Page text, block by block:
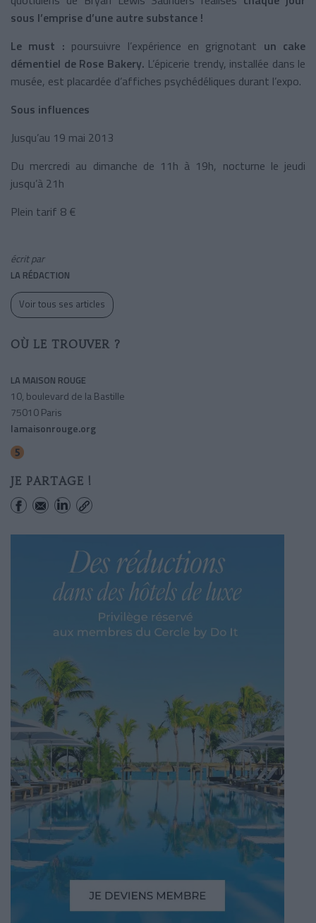
sous l’emprise d’une autre substance !
Le must : poursuivre l’expérience en grignotant un cake
démentiel de Rose Bakery. L’épicerie trendy, installée dans le
musée, est placardée d’affiches psychédéliques durant l’expo.
Sous influences
Jusqu’au 19 mai 2013
Du mercredi au dimanche de 11h à 19h, nocturne le jeudi
jusqu’à 21h
Plein tarif 8 €
écrit par
LA RÉDACTION
Voir tous ses articles
OÙ LE TROUVER ?
LA MAISON ROUGE
10, boulevard de la Bastille
75010 Paris
lamaisonrouge.org
JE PARTAGE !